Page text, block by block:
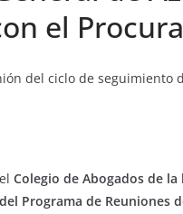
el
del ciclo de seguimiento
Colegio de Abogados de
Programa de Reuniones